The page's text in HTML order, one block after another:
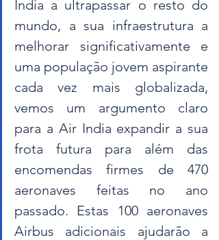
Índia a ultrapassar o resto do
mundo, a sua infraestrutura a
melhorar significativamente e
uma população jovem aspirante
cada vez mais globalizada,
vemos um argumento claro
para a Air India expandir a sua
frota futura para além das
encomendas firmes de 470
aeronaves feitas no ano
passado. Estas 100 aeronaves
Airbus adicionais ajudarão a